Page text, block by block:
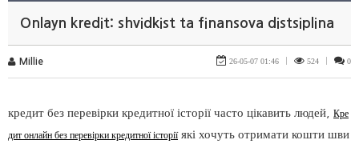
Onlayn kredit: shvidkist ta finansova distsiplina
Millie 26-05-07 01:46 524 0
кредит без перевірки кредитної історії часто цікавить людей, Кре
дит онлайн без перевірки кредитної історіїякі хочуть отримати кошти шви